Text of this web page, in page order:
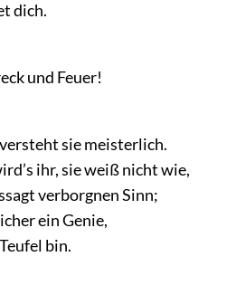
dich.
und Feuer!
sie meisterlich.
ihr, sie weiß nicht wie,
verborgnen Sinn;
ein Genie,
bin.